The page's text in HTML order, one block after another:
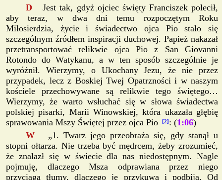
DJest tak, gdyż ojciec święty Franciszek polecił,
aby teraz, w dwa dni temu rozpoczętym Roku
Miłosierdzia, życie i świadectwo ojca Pio stało się
szczególnym źródłem inspiracji duchowej. Papież nakazał
przetransportować relikwie ojca Pio z San Giovanni
Rotondo do Watykanu, a w ten sposób szczególnie je
wyróżnił. Wierzymy, o Ukochany Jezu, że nie przez
przypadek, lecz z Boskiej Twej Opatrzności i w naszym
kościele przechowywane są relikwie tego świętego…
Wierzymy, że warto wsłuchać się w słowa świadectwa
polskiej pisarki, Marii Winowskiej, która ukazała głębię
sprawowania Mszy Świętej przez ojca Pio
[2] : (1:06)
W „1. Twarz jego przeobraża się, gdy stanął u
stopni ołtarza. Nie trzeba być mędrcem, żeby zrozumieć,
że znalazł się w świecie dla nas niedostępnym. Nagle
pojmuję, dlaczego Msza odprawiana przez niego
przyciąga tłumy, dlaczego je przykuwa i podbija. Od